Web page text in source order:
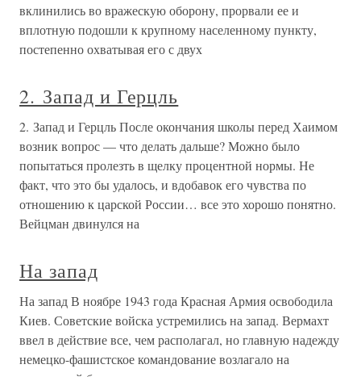
вклинились во вражескую оборону, прорвали ее и
вплотную подошли к крупному населенному пункту,
постепенно охватывая его с двух
2. Запад и Герцль
2. Запад и Герцль После окончания школы перед Хаимом
возник вопрос — что делать дальше? Можно было
попытаться пролезть в щелку процентной нормы. Не
факт, что это бы удалось, и вдобавок его чувства по
отношению к царской России… все это хорошо понятно.
Вейцман двинулся на
На запад
На запад В ноябре 1943 года Красная Армия освободила
Киев. Советские войска устремились на запад. Вермахт
ввел в действие все, чем располагал, но главную надежду
немецко-фашистское командование возлагало на